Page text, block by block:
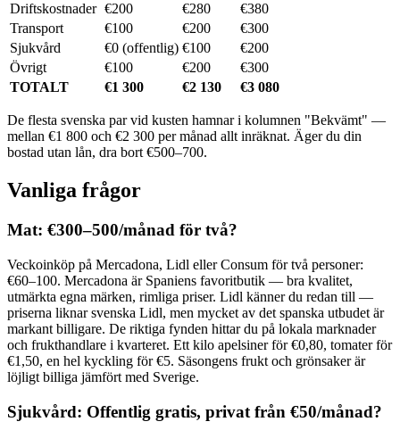
Driftskostnader €200 €280
€380
Transport
€100 €200
€300
Sjukvård
€0 (offentlig) €100
€200
Övrigt
€100 €200
€300
TOTALT
€1 300 €2 130 €3 080
De flesta svenska par vid kusten hamnar i kolumnen "Bekvämt" —
mellan €1 800 och €2 300 per månad allt inräknat. Äger du din
bostad utan lån, dra bort €500–700.
Vanliga frågor
Mat: €300–500/månad för två?
Veckoinköp på Mercadona, Lidl eller Consum för två personer:
€60–100. Mercadona är Spaniens favoritbutik — bra kvalitet,
utmärkta egna märken, rimliga priser. Lidl känner du redan till —
priserna liknar svenska Lidl, men mycket av det spanska utbudet är
markant billigare. De riktiga fynden hittar du på lokala marknader
och frukthandlare i kvarteret. Ett kilo apelsiner för €0,80, tomater för
€1,50, en hel kyckling för €5. Säsongens frukt och grönsaker är
löjligt billiga jämfört med Sverige.
Sjukvård: Offentlig gratis, privat från €50/månad?